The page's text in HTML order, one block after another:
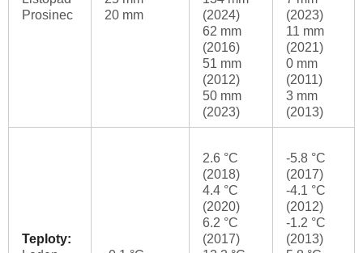
Prosinec
20 mm
(2024)
62 mm
(2016)
51 mm
(2012)
50 mm
(2023)
(2023)
11 mm
(2021)
0 mm
(2011)
3 mm
(2013)
Teploty:
2.6 °C
(2018)
4.4 °C
(2020)
6.2 °C
(2017)
-5.8 °C
(2017)
-4.1 °C
(2012)
-1.2 °C
(2013)